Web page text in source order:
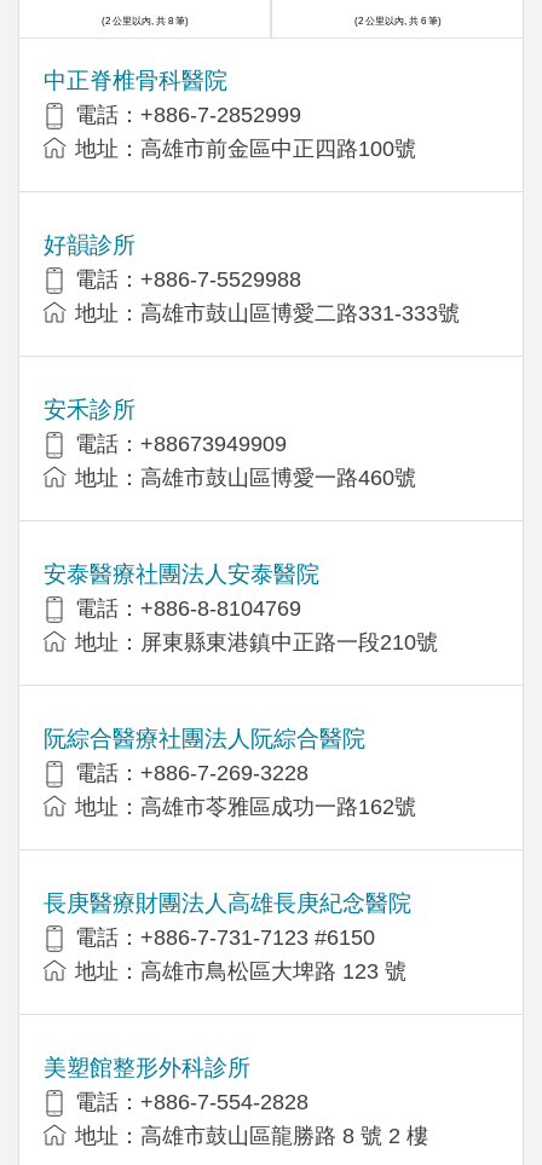
中正脊椎骨科醫院
電話：+886-7-2852999
地址：高雄市前金區中正四路100號
好韻診所
電話：+886-7-5529988
地址：高雄市鼓山區博愛二路331-333號
安禾診所
電話：+88673949909
地址：高雄市鼓山區博愛一路460號
安泰醫療社團法人安泰醫院
電話：+886-8-8104769
地址：屏東縣東港鎮中正路一段210號
阮綜合醫療社團法人阮綜合醫院
電話：+886-7-269-3228
地址：高雄市苓雅區成功一路162號
長庚醫療財團法人高雄長庚紀念醫院
電話：+886-7-731-7123 #6150
地址：高雄市鳥松區大埤路 123 號
美塑館整形外科診所
電話：+886-7-554-2828
地址：高雄市鼓山區龍勝路 8 號 2 樓
(2 公里以內, 共 8 筆) (2 公里以內, 共 6 筆)